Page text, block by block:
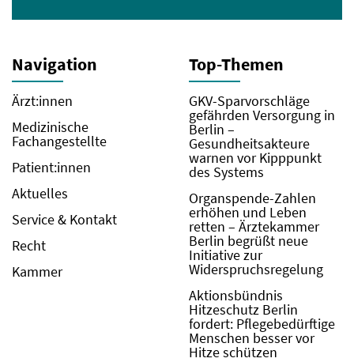
Navigation
Ärzt:innen
Medizinische
Fachangestellte
Patient:innen
Aktuelles
Service & Kontakt
Recht
Kammer
Top-Themen
GKV-Sparvorschläge
gefährden Versorgung in
Berlin –
Gesundheitsakteure
warnen vor Kipppunkt
des Systems
Organspende-Zahlen
erhöhen und Leben
retten – Ärztekammer
Berlin begrüßt neue
Initiative zur
Widerspruchsregelung
Aktionsbündnis
Hitzeschutz Berlin
fordert: Pflegebedürftige
Menschen besser vor
Hitze schützen